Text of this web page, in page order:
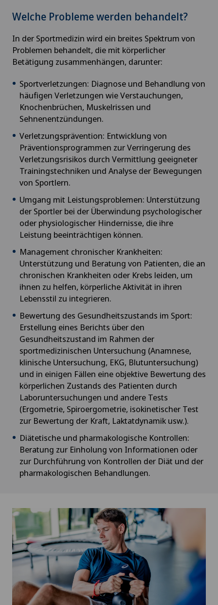
Welche Probleme werden behandelt?
In der Sportmedizin wird ein breites Spektrum von
Problemen behandelt, die mit körperlicher
Betätigung zusammenhängen, darunter:
Sportverletzungen: Diagnose und Behandlung von
häufigen Verletzungen wie Verstauchungen,
Knochenbrüchen, Muskelrissen und
Sehnenentzündungen.
Verletzungsprävention: Entwicklung von
Präventionsprogrammen zur Verringerung des
Verletzungsrisikos durch Vermittlung geeigneter
Trainingstechniken und Analyse der Bewegungen
von Sportlern.
Umgang mit Leistungsproblemen: Unterstützung
der Sportler bei der Überwindung psychologischer
oder physiologischer Hindernisse, die ihre
Leistung beeinträchtigen können.
Management chronischer Krankheiten:
Unterstützung und Beratung von Patienten, die an
chronischen Krankheiten oder Krebs leiden, um
ihnen zu helfen, körperliche Aktivität in ihren
Lebensstil zu integrieren.
Bewertung des Gesundheitszustands im Sport:
Erstellung eines Berichts über den
Gesundheitszustand im Rahmen der
sportmedizinischen Untersuchung (Anamnese,
klinische Untersuchung, EKG, Blutuntersuchung)
und in einigen Fällen eine objektive Bewertung des
körperlichen Zustands des Patienten durch
Laboruntersuchungen und andere Tests
(Ergometrie, Spiroergometrie, isokinetischer Test
zur Bewertung der Kraft, Laktatdynamik usw.).
Diätetische und pharmakologische Kontrollen:
Beratung zur Einholung von Informationen oder
zur Durchführung von Kontrollen der Diät und der
pharmakologischen Behandlungen.